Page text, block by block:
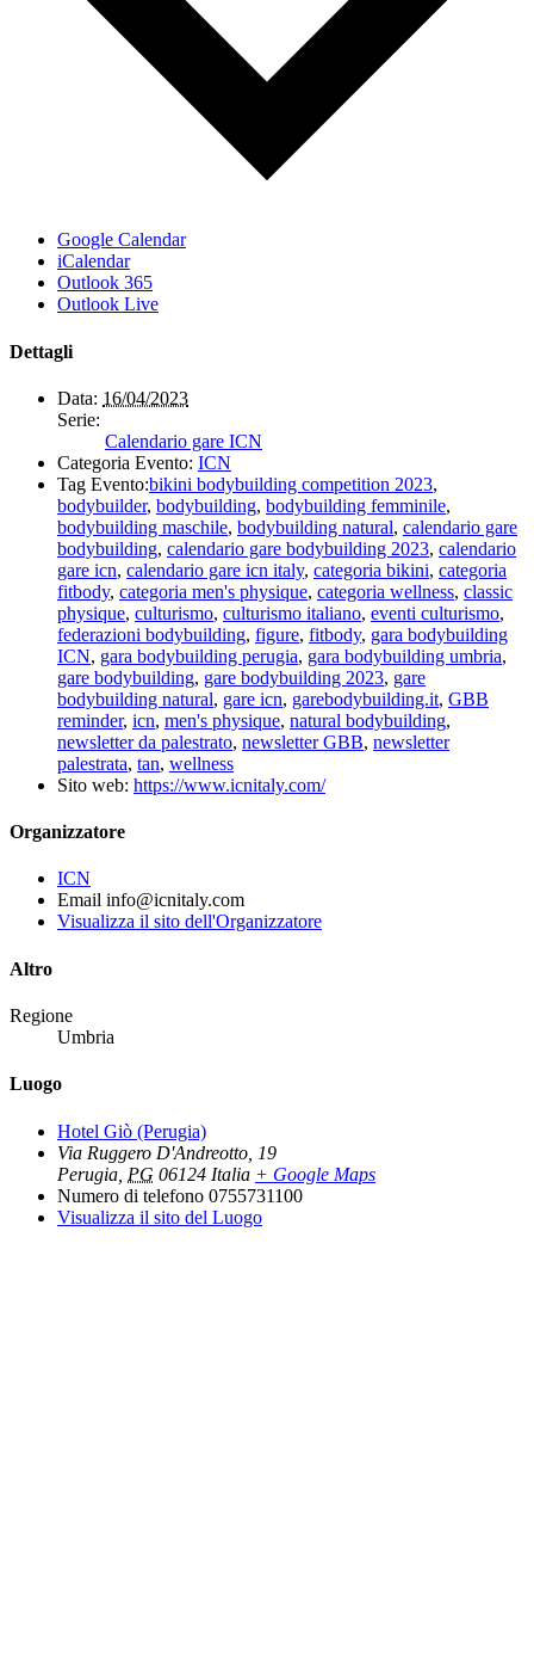
Google Calendar
iCalendar
Outlook 365
Outlook Live
Dettagli
Data: 16/04/2023
Serie:
Calendario gare ICN
Categoria Evento: ICN
Tag Evento:bikini bodybuilding competition 2023,
bodybuilder, bodybuilding, bodybuilding femminile,
bodybuilding maschile, bodybuilding natural, calendario gare
bodybuilding, calendario gare bodybuilding 2023, calendario
gare icn, calendario gare icn italy, categoria bikini, categoria
fitbody, categoria men's physique, categoria wellness, classic
physique, culturismo, culturismo italiano, eventi culturismo,
federazioni bodybuilding, figure, fitbody, gara bodybuilding
ICN, gara bodybuilding perugia, gara bodybuilding umbria,
gare bodybuilding, gare bodybuilding 2023, gare
bodybuilding natural, gare icn, garebodybuilding.it, GBB
reminder, icn, men's physique, natural bodybuilding,
newsletter da palestrato, newsletter GBB, newsletter
palestrata, tan, wellness
Sito web: https://www.icnitaly.com/
Organizzatore
ICN
Email info@icnitaly.com
Visualizza il sito dell'Organizzatore
Altro
Regione
Umbria
Luogo
Hotel Giò (Perugia)
Via Ruggero D'Andreotto, 19
Perugia PG 06124 Italia + Google Maps
Numero di telefono 0755731100
Visualizza il sito del Luogo